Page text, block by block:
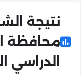
نتيجة
محافظة
الدراسي الثاني